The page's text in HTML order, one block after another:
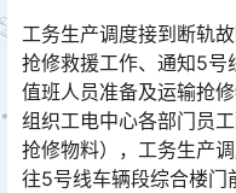
工务生产调度接到断轨
抢修救援工作、通知5号
值班人员准备及运输抢
组织工电中心各部门员
抢修物料），工务生产
往5号线车辆段综合楼门